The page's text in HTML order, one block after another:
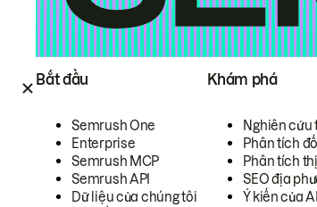
Bắt đầu
Semrush One
Enterprise
Semrush MCP
Semrush API
Dữ liệu của chúng tôi
Khám phá
Nghiên cứu
Phân tích
Phân tích
SEO địa
Ý kiến của